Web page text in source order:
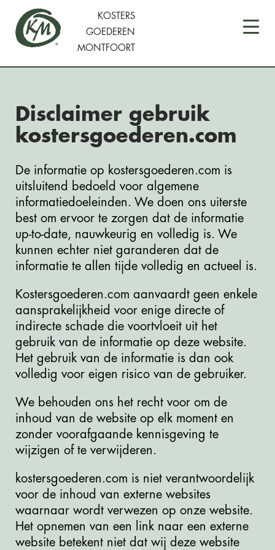
KOSTERS
GOEDEREN
MONTFOORT
Disclaimer gebruik
kostersgoederen.com
De informatie op kostersgoederen.com is
uitsluitend bedoeld voor algemene
informatiedoeleinden. We doen ons uiterste
best om ervoor te zorgen dat de informatie
up-to-date, nauwkeurig en volledig is. We
kunnen echter niet garanderen dat de
informatie te allen tijde volledig en actueel is.
Kostersgoederen.com aanvaardt geen enkele
aansprakelijkheid voor enige directe of
indirecte schade die voortvloeit uit het
gebruik van de informatie op deze website.
Het gebruik van de informatie is dan ook
volledig voor eigen risico van de gebruiker.
We behouden ons het recht voor om de
inhoud van de website op elk moment en
zonder voorafgaande kennisgeving te
wijzigen of te verwijderen.
kostersgoederen.com is niet verantwoordelijk
voor de inhoud van externe websites
waarnaar wordt verwezen op onze website.
Het opnemen van een link naar een externe
website betekent niet dat wij deze website